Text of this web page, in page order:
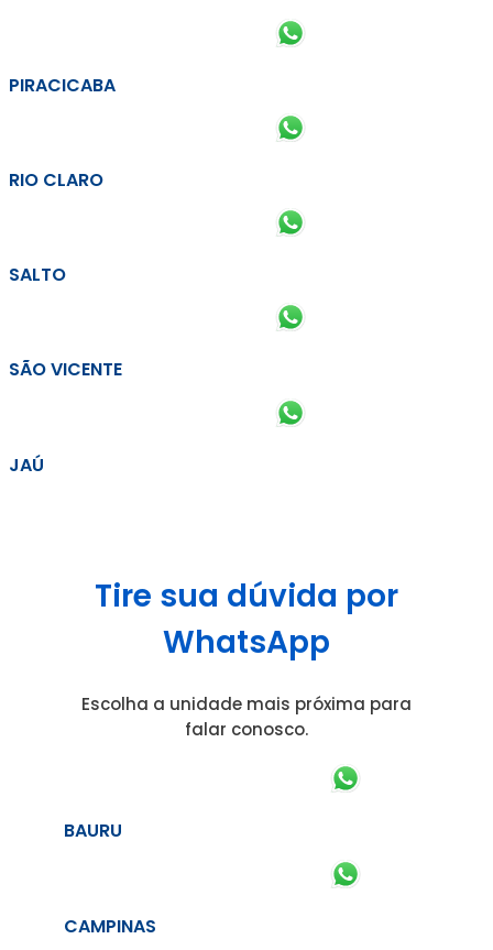
PIRACICABA
RIO CLARO
SALTO
SÃO VICENTE
JAÚ
Tire sua dúvida por
WhatsApp
Escolha a unidade mais próxima para
falar conosco.
BAURU
CAMPINAS